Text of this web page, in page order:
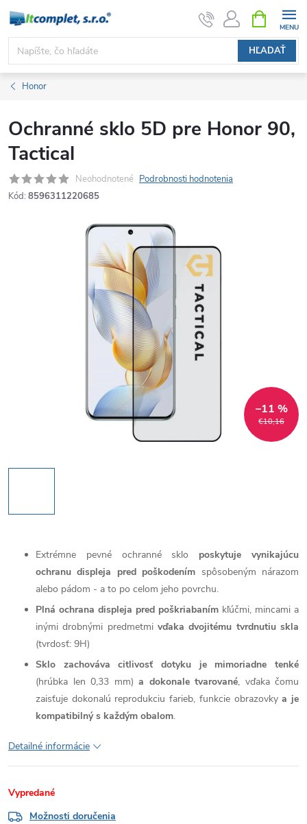
Prejsť
obsah
HĽADAŤ
KOŠÍK
Honor
Ochranné sklo 5D pre Honor 90,
Tactical
Neohodnotené Podrobnosti hodnotenia
Kód: 8596311220685
€10,16
–11 %
Extrémne pevné ochranné sklo poskytuje vynikajúcu
ochranu displeja pred poškodením spôsobeným nárazom
alebo pádom - a to po celom jeho povrchu.
Plná ochrana displeja pred poškriabaním kľúčmi, mincami a
inými drobnými predmetmivďaka dvojitému tvrdnutiu skla
(tvrdosť: 9H)
Sklo zachováva citlivosť dotyku je mimoriadne tenké
(hrúbka len 0,33 mm) a dokonale tvarované, vďaka čomu
zaisťuje dokonalú reprodukciu farieb, funkcie obrazovkya je
kompatibilný s každým obalom.
Detailné informácie
Vypredané
Možnosti doručenia